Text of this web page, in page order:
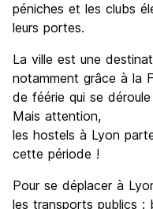
péniches et les clubs
leurs portes.
La ville est une
notamment grâce à la
de féérie qui se
Mais attention,
les hostels à Lyon
cette période !
Pour se déplacer à
les transports publics :